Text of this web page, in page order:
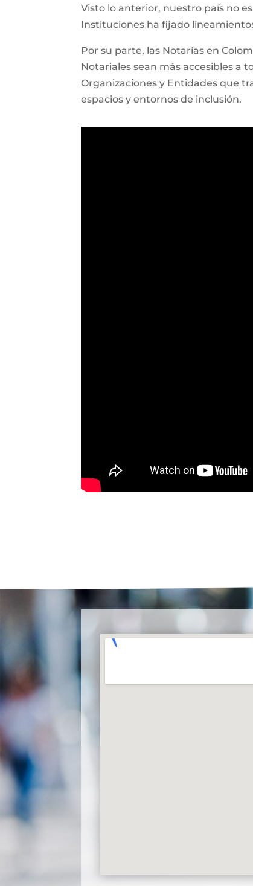
Visto lo anterior, nuestro país no
Instituciones ha fijado
Por su parte, las Notarías en
Notariales sean más accesibles a
Organizaciones y Entidades que
espacios y entornos de inclusión.